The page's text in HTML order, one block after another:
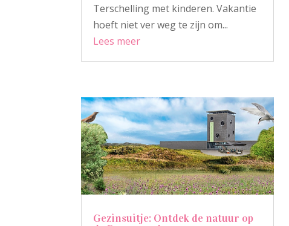
Terschelling met kinderen. Vakantie
hoeft niet ver weg te zijn om...
Lees meer
Gezinsuitje: Ontdek de natuur op